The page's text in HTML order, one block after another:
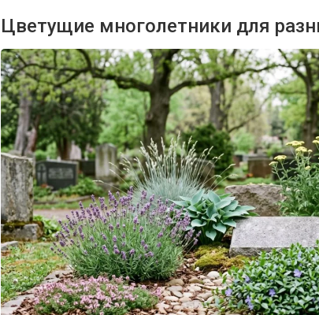
Цветущие многолетники для